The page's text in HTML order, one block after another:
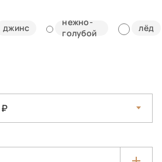
джинс
нежно-
голубой
лёд